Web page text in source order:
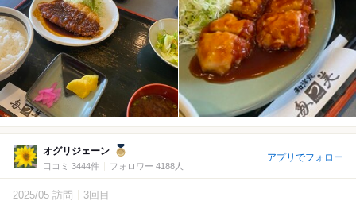
オグリジェーン
口コミ 3444件 フォロワー 4188人
アプリでフォロー
2025/05 訪問 3回目